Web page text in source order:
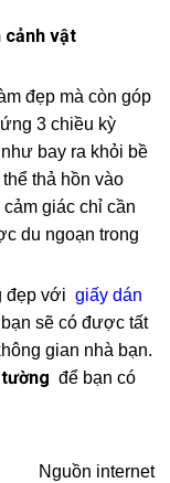
cảnh vật
đẹp mà còn góp
3 chiều kỳ
bay ra khỏi bề
thả hồn vào
giác chỉ cần
du ngoạn trong
đẹp với giấy dán
bạn sẽ có được tất
gian nhà bạn.
tườngđể bạn có
Nguồn internet